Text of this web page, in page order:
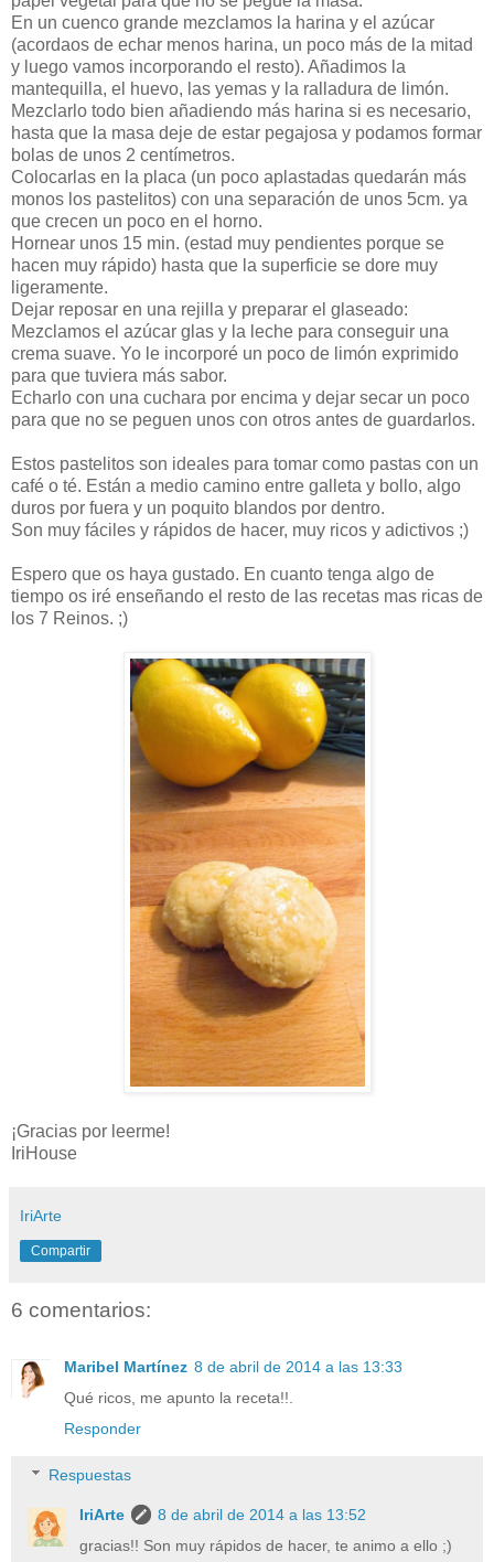
En un cuenco grande mezclamos la harina y el azúcar
(acordaos de echar menos harina, un poco más de la mitad
y luego vamos incorporando el resto). Añadimos la
mantequilla, el huevo, las yemas y la ralladura de limón.
Mezclarlo todo bien añadiendo más harina si es necesario,
hasta que la masa deje de estar pegajosa y podamos formar
bolas de unos 2 centímetros.
Colocarlas en la placa (un poco aplastadas quedarán más
monos los pastelitos) con una separación de unos 5cm. ya
que crecen un poco en el horno.
Hornear unos 15 min. (estad muy pendientes porque se
hacen muy rápido) hasta que la superficie se dore muy
ligeramente.
Dejar reposar en una rejilla y preparar el glaseado:
Mezclamos el azúcar glas y la leche para conseguir una
crema suave. Yo le incorporé un poco de limón exprimido
para que tuviera más sabor.
Echarlo con una cuchara por encima y dejar secar un poco
para que no se peguen unos con otros antes de guardarlos.
Estos pastelitos son ideales para tomar como pastas con un
café o té. Están a medio camino entre galleta y bollo, algo
duros por fuera y un poquito blandos por dentro.
Son muy fáciles y rápidos de hacer, muy ricos y adictivos ;)
Espero que os haya gustado. En cuanto tenga algo de
tiempo os iré enseñando el resto de las recetas mas ricas de
los 7 Reinos. ;)
¡Gracias por leerme!
IriHouse
IriArte
Compartir
6 comentarios:
Maribel Martínez 8 de abril de 2014 a las 13:33
Qué ricos, me apunto la receta!!.
Responder
Respuestas
IriArte
8 de abril de 2014 a las 13:52
gracias!! Son muy rápidos de hacer, te animo a ello ;)